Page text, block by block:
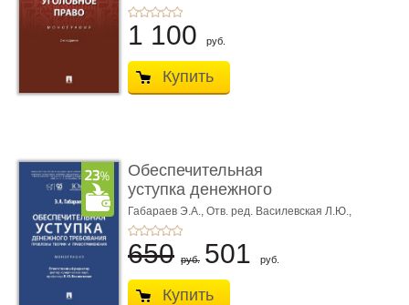
1 100 руб.
Купить
Обеспечительная
уступка денежного
требования ...
Габараев Э.А., Отв. ред. Василевская Л.Ю.,
вступ. сл. Каретина М.Г.
650 руб. 501 руб.
Купить